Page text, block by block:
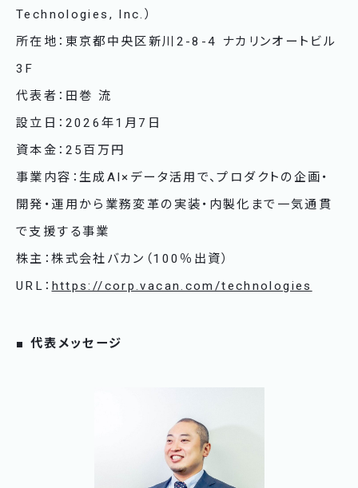
Technologies, Inc.）
所在地：東京都中央区新川2-8-4 ナカリンオートビル
3F
代表者：田巻 流
設立日：2026年1月7日
資本金：25百万円
事業内容：生成AI×データ活用で、プロダクトの企画・
開発・運用から業務変革の実装・内製化まで一気通貫
で支援する事業
株主：株式会社バカン（100％出資）
URL： https://corp.vacan.com/technologies
■ 代表メッセージ